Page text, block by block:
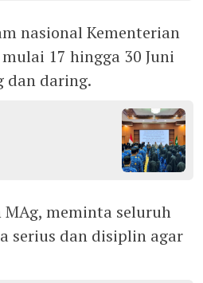
nasional Kementerian
17 hingga 30 Juni
dan daring.
meminta seluruh
serius dan disiplin agar